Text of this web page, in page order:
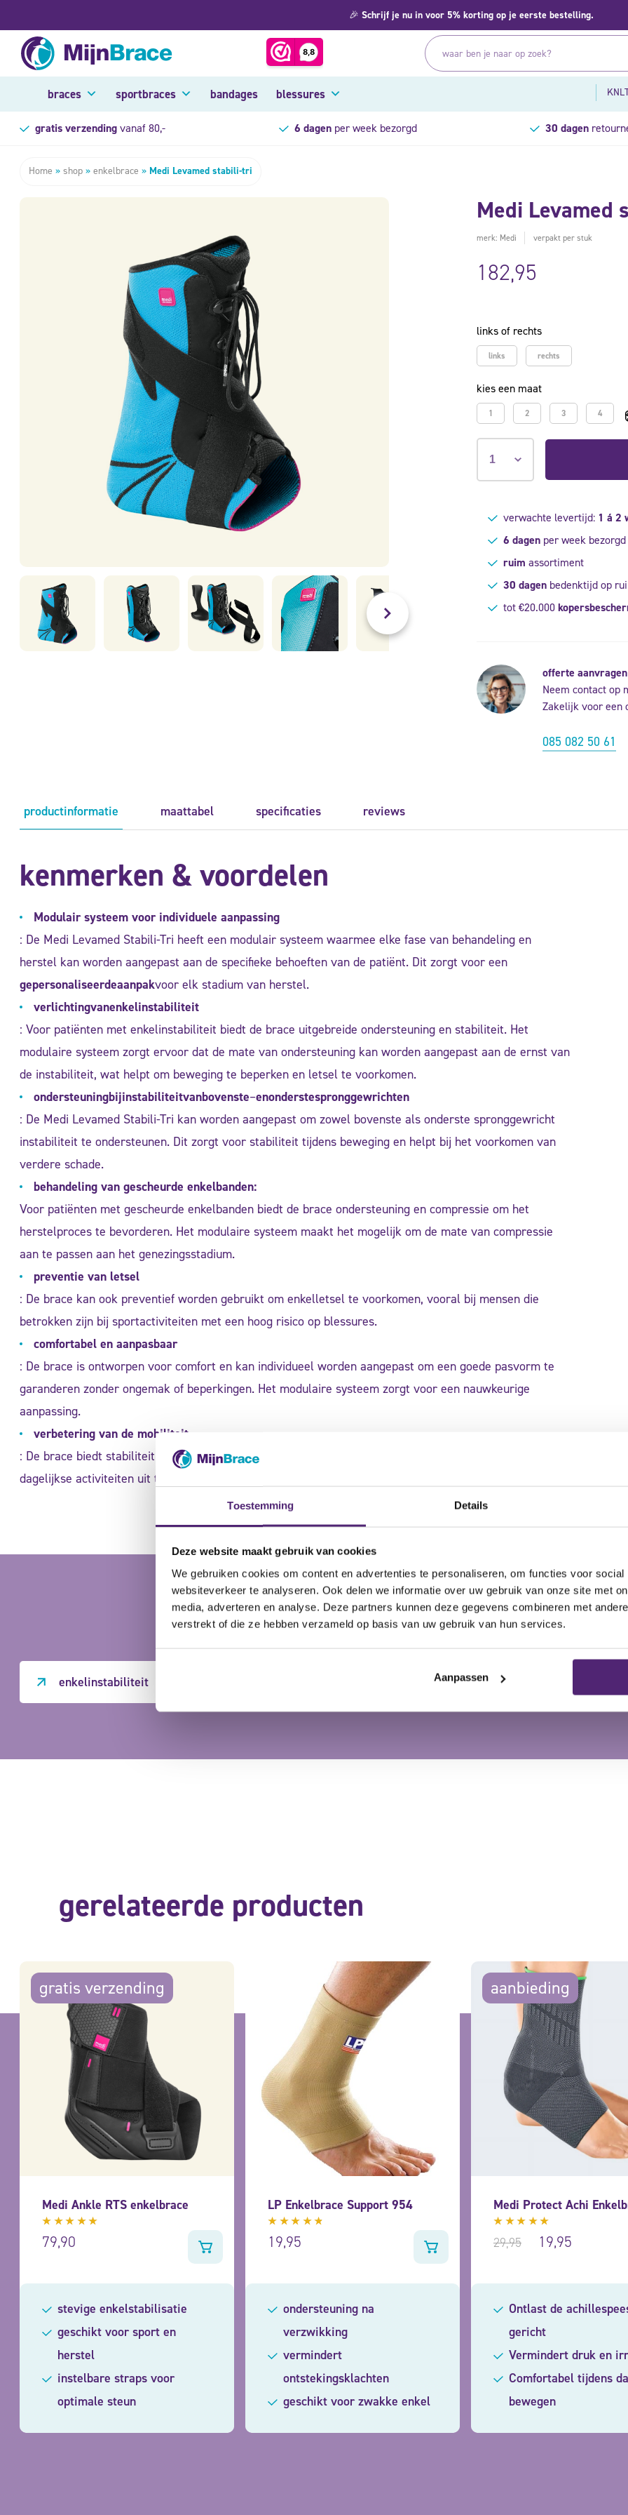
Toestemming Details
Deze website maakt gebruik van cookies
We gebruiken cookies om content en advertenties te personaliseren, om functies voor
websiteverkeer te analyseren. Ook delen we informatie over uw gebruik van onze site met
media, adverteren en analyse. Deze partners kunnen deze gegevens combineren met
verstrekt of die ze hebben verzameld op basis van uw gebruik van hun services.
Aanpassen
🎉 Schrijf je nu in voor 5% korting op je eerste bestelling.
braces sportbraces bandages blessures
gratis verzendingvanaf 80,- 6 dagenper week bezorgd 30 dagen
Home » shop » enkelbrace » Medi Levamed stabili-tri
Medi Levamed
merk: Medi verpakt per stuk
182,95
links of rechts
links rechts
kies een maat
1 2 3 4
verwachte levertijd: 1 á 2
6 dagenper week bezorgd
ruim assortiment
30 dagenbedenktijd op
tot €20.000
offerte aanvragen
Neem contact op
Zakelijk voor een
085 082 50 61
productinformatie maattabel specificaties reviews
kenmerken & voordelen
Modulair systeem voor individuele aanpassing
: De Medi Levamed Stabili-Tri heeft een modulair systeem waarmee elke fase van behandeling en
herstel kan worden aangepast aan de specifieke behoeften van de patiënt. Dit zorgt voor een
gepersonaliseerdeaanpakvoor elk stadium van herstel.
verlichtingvanenkelinstabiliteit
: Voor patiënten met enkelinstabiliteit biedt de brace uitgebreide ondersteuning en stabiliteit. Het
modulaire systeem zorgt ervoor dat de mate van ondersteuning kan worden aangepast aan de ernst van
de instabiliteit, wat helpt om beweging te beperken en letsel te voorkomen.
ondersteuningbijinstabiliteitvanbovenste–enonderstespronggewrichten
: De Medi Levamed Stabili-Tri kan worden aangepast om zowel bovenste als onderste spronggewricht
instabiliteit te ondersteunen. Dit zorgt voor stabiliteit tijdens beweging en helpt bij het voorkomen van
verdere schade.
behandeling van gescheurde enkelbanden:
Voor patiënten met gescheurde enkelbanden biedt de brace ondersteuning en compressie om het
herstelproces te bevorderen. Het modulaire systeem maakt het mogelijk om de mate van compressie
aan te passen aan het genezingsstadium.
preventie van letsel
: De brace kan ook preventief worden gebruikt om enkelletsel te voorkomen, vooral bij mensen die
betrokken zijn bij sportactiviteiten met een hoog risico op blessures.
comfortabel en aanpasbaar
: De brace is ontworpen voor comfort en kan individueel worden aangepast om een goede pasvorm te
garanderen zonder ongemak of beperkingen. Het modulaire systeem zorgt voor een nauwkeurige
aanpassing.
verbetering van de mobiliteit
: De brace biedt stabiliteit zonder de mobiliteit van het gewricht te beperken, wat het mogelijk maakt om
dagelijkse activiteiten uit te voeren met meer zelfvertrouwen.
te gebruiken bij de volgende
enkelinstabiliteit
gerelateerde producten
gratis verzending
Medi Ankle RTS enkelbrace
Gewaardeerd
5.00uit
79,90
stevige enkelstabilisatie
geschikt voor sport en
herstel
instelbare straps voor
optimale steun
LP Enkelbrace Support 954
Gewaardeerd
4.57uit
19,95
ondersteuning na
verzwikking
vermindert
ontstekingsklachten
geschikt voor zwakke enkel
aanbieding
Medi Protect Achi
Gewaardeerd
5.00 uit
29,95 19,95
Ontlast de
gericht
Vermindert druk en
Comfortabel tijdens
bewegen